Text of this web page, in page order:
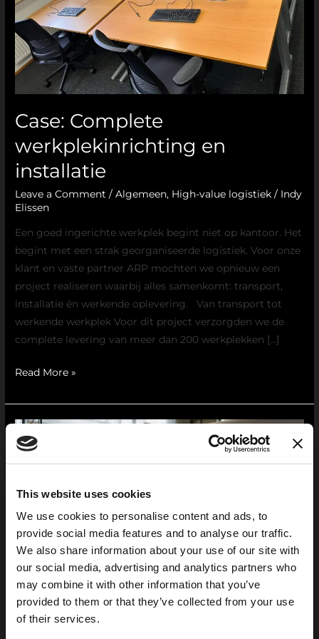
This website uses cookies
We use cookies to personalise content and ads, to
provide social media features and to analyse our traffic.
We also share information about your use of our site with
our social media, advertising and analytics partners who
may combine it with other information that you’ve
provided to them or that they’ve collected from your use
of their services.
Case: Complete
werkplekinrichting en
installatie
Leave a Comment /Algemeen, High-value logistiek / Indy
Elissen
Een goed ingerichte werkplek begint niet op kantoor. Het
begint met een strak georganiseerde logistiek. Voor onze
klant en vaste partner ARP mochten we opnieuw een
project realiseren waarbij alles samenkomt: transport,
installatie én werkende oplevering. Van transport tot
werkende werkplek Voor dit project verzorgden we de
complete levering van meer dan 200 werkplekken […]
Read More »
High
value
logistiek:
is
het
eigenlijk?